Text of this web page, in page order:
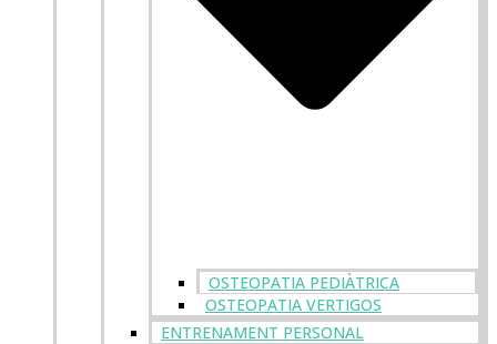
OSTEOPATIA PEDIÀTRICA
OSTEOPATIA VERTIGOS
ENTRENAMENT PERSONAL